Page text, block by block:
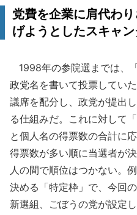
党費を企業に肩代わ
げようとしたスキャ
1998年の参院選までは、
政党名を書いて投票してい
議席を配分し、政党が提出
る仕組みだ。これに対して
と個人名の得票数の合計に
得票数が多い順に当選者が
人の間で順位はつかない。
決める「特定枠」で、今回
新選組、ごぼうの党が設定し